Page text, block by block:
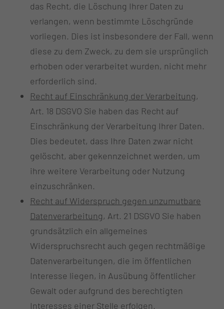
das Recht, die Löschung Ihrer Daten zu
verlangen, wenn bestimmte Löschgründe
vorliegen. Dies ist insbesondere der Fall, wenn
diese zu dem Zweck, zu dem sie ursprünglich
erhoben oder verarbeitet wurden, nicht mehr
erforderlich sind.
Recht auf Einschränkung der Verarbeitung,
Art. 18 DSGVO Sie haben das Recht auf
Einschränkung der Verarbeitung Ihrer Daten.
Dies bedeutet, dass Ihre Daten zwar nicht
gelöscht, aber gekennzeichnet werden, um
ihre weitere Verarbeitung oder Nutzung
einzuschränken.
Recht auf Widerspruch gegen unzumutbare
Datenverarbeitung, Art. 21 DSGVO Sie haben
grundsätzlich ein allgemeines
Widerspruchsrecht auch gegen rechtmäßige
Datenverarbeitungen, die im öffentlichen
Interesse liegen, in Ausübung öffentlicher
Gewalt oder aufgrund des berechtigten
Interesses einer Stelle erfolgen.